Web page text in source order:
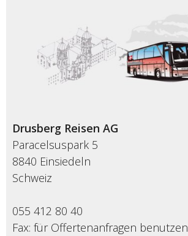
Drusberg Reisen AG
Paracelsuspark 5
8840 Einsiedeln
Schweiz
055 412 80 40
Fax: für Offertenanfragen